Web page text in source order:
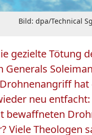
Bild: dpa/Technical
gezielte Tötung
Generals
hat
neu
bewaffneten
Viele Theologen